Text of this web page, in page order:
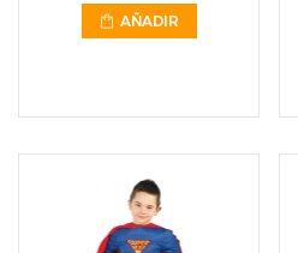
AÑADIR